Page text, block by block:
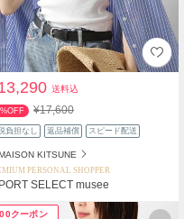
送料込
¥17,600
負担なし 返品補償 スピード配送
KITSUNE
PERSONAL SHOPPER
SELECT musee
クーポン